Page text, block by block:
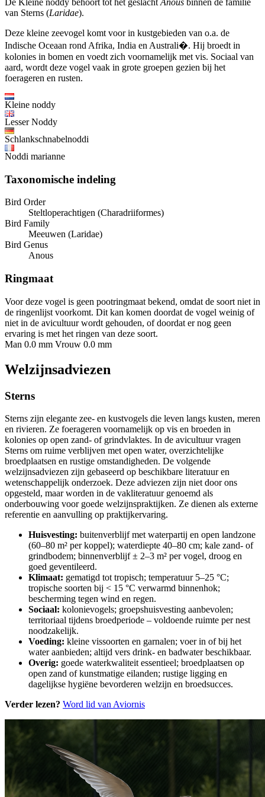
De Kleine noddy behoort tot het geslacht Anous binnen de familie
van Sterns (Laridae).
Deze kleine zeevogel komt voor in kustgebieden van o.a. de
Indische Oceaan rond Afrika, India en Australi�. Hij broedt in
kolonies in bomen en voedt zich voornamelijk met vis. Sociaal van
aard, wordt deze vogel vaak in grote groepen gezien bij het
foerageren en rusten.
Kleine noddy
Lesser Noddy
Schlankschnabelnoddi
Noddi marianne
Taxonomische indeling
Bird Order
Steltloperachtigen (Charadriiformes)
Bird Family
Meeuwen (Laridae)
Bird Genus
Anous
Ringmaat
Voor deze vogel is geen pootringmaat bekend, omdat de soort niet in
de ringenlijst voorkomt. Dit kan komen doordat de vogel weinig of
niet in de avicultuur wordt gehouden, of doordat er nog geen
ervaring is met het ringen van deze soort.
Man 0.0 mm Vrouw 0.0 mm
Welzijnsadviezen
Sterns
Sterns zijn elegante zee- en kustvogels die leven langs kusten, meren
en rivieren. Ze foerageren voornamelijk op vis en broeden in
kolonies op open zand- of grindvlaktes. In de avicultuur vragen
Sterns om ruime verblijven met open water, overzichtelijke
broedplaatsen en rustige omstandigheden. De volgende
welzijnsadviezen zijn gebaseerd op beschikbare literatuur en
wetenschappelijk onderzoek. Deze adviezen zijn niet door ons
opgesteld, maar worden in de vakliteratuur genoemd als
onderbouwing voor goede welzijnspraktijken. Ze dienen als externe
referentie en aanvulling op praktijkervaring.
Huisvesting: buitenverblijf met waterpartij en open landzone
(60–80 m² per koppel); waterdiepte 40–80 cm; kale zand- of
grindbodem; binnenverblijf ± 2–3 m² per vogel, droog en
goed geventileerd.
Klimaat: gematigd tot tropisch; temperatuur 5–25 °C;
tropische soorten bij < 15 °C verwarmd binnenhok;
bescherming tegen wind en regen.
Sociaal: kolonievogels; groepshuisvesting aanbevolen;
territoriaal tijdens broedperiode – voldoende ruimte per nest
noodzakelijk.
Voeding: kleine vissoorten en garnalen; voer in of bij het
water aanbieden; altijd vers drink- en badwater beschikbaar.
Overig: goede waterkwaliteit essentieel; broedplaatsen op
open zand of kunstmatige eilanden; rustige ligging en
dagelijkse hygiëne bevorderen welzijn en broedsucces.
Verder lezen? Word lid van Aviornis